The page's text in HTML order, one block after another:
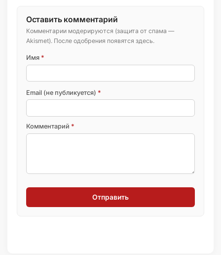
Оставить комментарий
Комментарии модерируются (защита от спама —
Akismet). После одобрения появятся здесь.
Имя *
Email (не публикуется) *
Комментарий *
Отправить